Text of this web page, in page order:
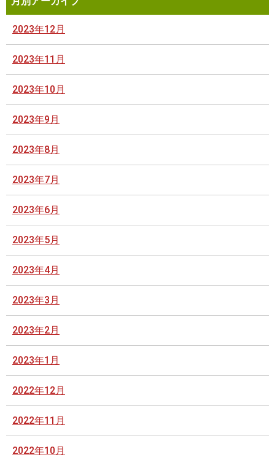
2023年12月
2023年11月
2023年10月
2023年9月
2023年8月
2023年7月
2023年6月
2023年5月
2023年4月
2023年3月
2023年2月
2023年1月
2022年12月
2022年11月
2022年10月